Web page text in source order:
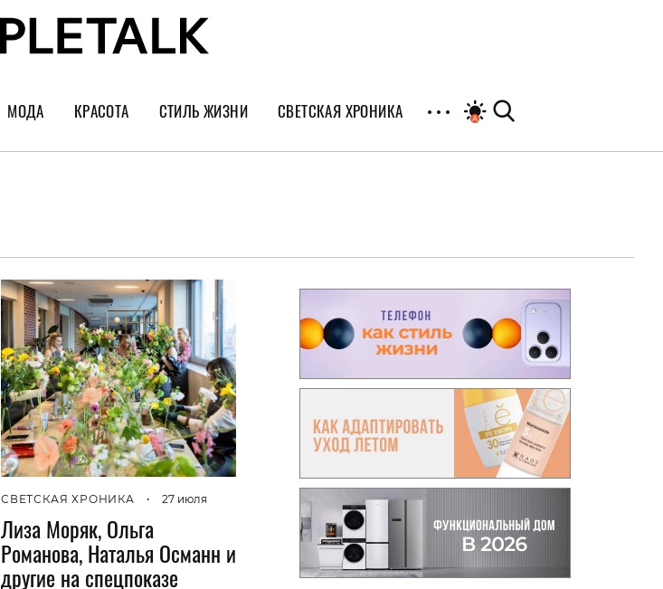
МОДА
Тренды
Украшения и часы
КРАСОТА
Уход за лицом
Парфюм
Спорт
Диеты
Пластика
СТИЛЬ ЖИЗНИ
Культура
Путешествия
Психология
Астрология
Музыка
Дизайн
Гаджеты и авто
Мнение Редакции
СВЕТСКАЯ ХРОНИКА
СВЕТСКАЯ ХРОНИКА • 27 июля
Лиза Моряк, Ольга
Романова, Наталья Османн и
другие на спецпоказе